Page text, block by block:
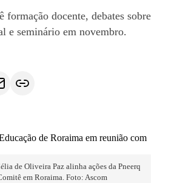
formação docente, debates sobre
e seminário em novembro.
de Oliveira Paz alinha ações da Pneerq
em Roraima. Foto: Ascom